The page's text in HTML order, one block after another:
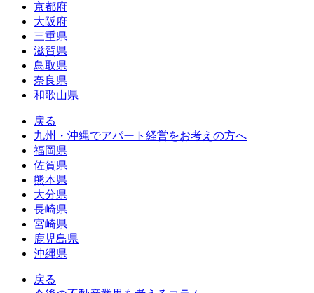
京都府
大阪府
三重県
滋賀県
鳥取県
奈良県
和歌山県
戻る
九州・沖縄でアパート経営をお考えの方へ
福岡県
佐賀県
熊本県
大分県
長崎県
宮崎県
鹿児島県
沖縄県
戻る